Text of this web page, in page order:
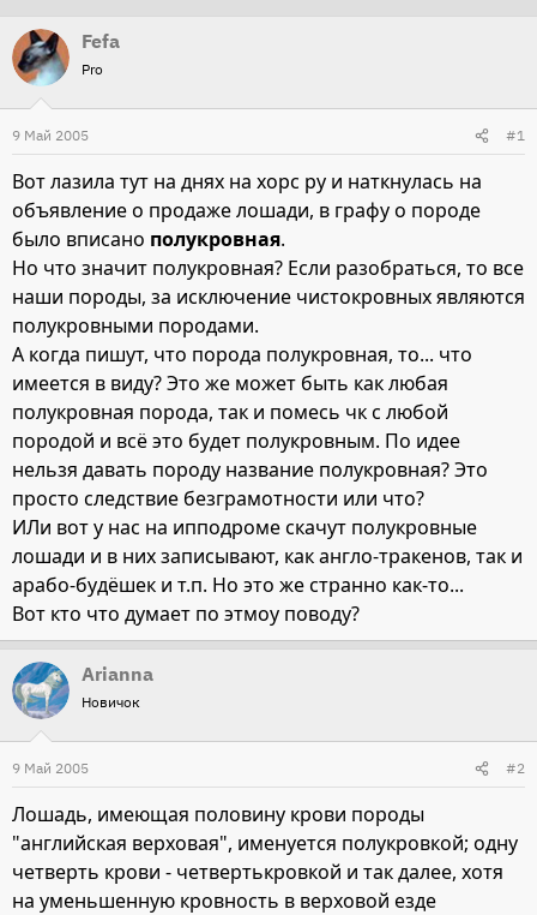
т
о
р
т
е
ы
а
Fefa
Pro
9 Май 2005 #1
Вот лазила тут на днях на хорс ру и наткнулась на
объявление о продаже лошади, в графу о породе
было вписано полукровная.
Но что значит полукровная? Если разобраться, то все
наши породы, за исключение чистокровных являются
полукровными породами.
А когда пишут, что порода полукровная, то... что
имеется в виду? Это же может быть как любая
полукровная порода, так и помесь чк с любой
породой и всё это будет полукровным. По идее
нельзя давать породу название полукровная? Это
просто следствие безграмотности или что?
ИЛи вот у нас на ипподроме скачут полукровные
лошади и в них записывают, как англо-тракенов, так и
арабо-будёшек и т.п. Но это же странно как-то...
Вот кто что думает по этмоу поводу?
Arianna
Новичок
9 Май 2005 #2
Лошадь, имеющая половину крови породы
"английская верховая", именуется полукровкой; одну
четверть крови - четвертькровкой и так далее, хотя
на уменьшенную кровность в верховой езде